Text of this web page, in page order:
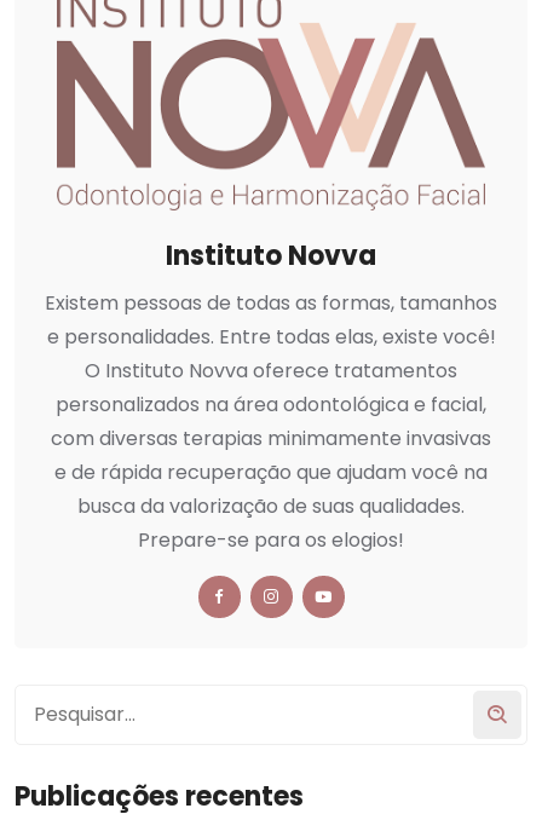
Instituto Novva
Existem pessoas de todas as formas, tamanhos
e personalidades. Entre todas elas, existe você!
O Instituto Novva oferece tratamentos
personalizados na área odontológica e facial,
com diversas terapias minimamente invasivas
e de rápida recuperação que ajudam você na
busca da valorização de suas qualidades.
Prepare-se para os elogios!
Publicações recentes